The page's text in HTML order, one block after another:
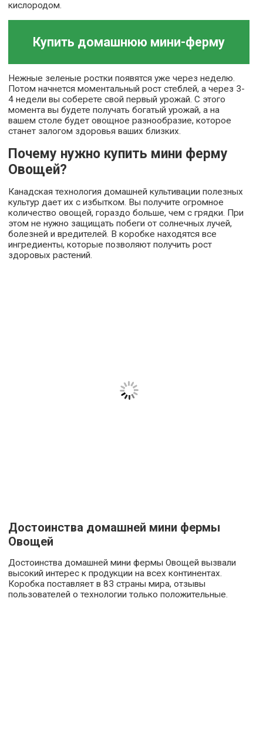
кислородом.
Купить домашнюю мини-ферму
Нежные зеленые ростки появятся уже через неделю.
Потом начнется моментальный рост стеблей, а через 3-
4 недели вы соберете свой первый урожай. С этого
момента вы будете получать богатый урожай, а на
вашем столе будет овощное разнообразие, которое
станет залогом здоровья ваших близких.
Почему нужно купить мини ферму
Овощей?
Канадская технология домашней культивации полезных
культур дает их с избытком. Вы получите огромное
количество овощей, гораздо больше, чем с грядки. При
этом не нужно защищать побеги от солнечных лучей,
болезней и вредителей. В коробке находятся все
ингредиенты, которые позволяют получить рост
здоровых растений.
Достоинства домашней мини фермы
Овощей
Достоинства домашней мини фермы Овощей вызвали
высокий интерес к продукции на всех континентах.
Коробка поставляет в 83 страны мира, отзывы
пользователей о технологии только положительные.